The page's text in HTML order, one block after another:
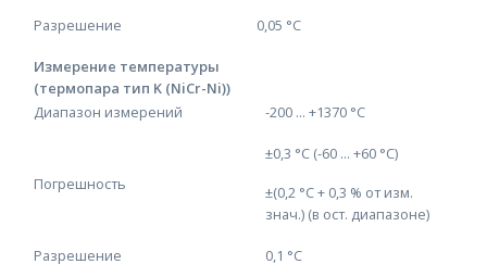
Разрешение 0,05 °C
Измерение температуры
(термопара тип K (NiCr-Ni))
Диапазон измерений
-200 ... +1370 °C
Погрешность
±0,3 °C (-60 ... +60 °C)
±(0,2 °C + 0,3 % от изм.
знач.) (в ост. диапазоне)
Разрешение 0,1 °C